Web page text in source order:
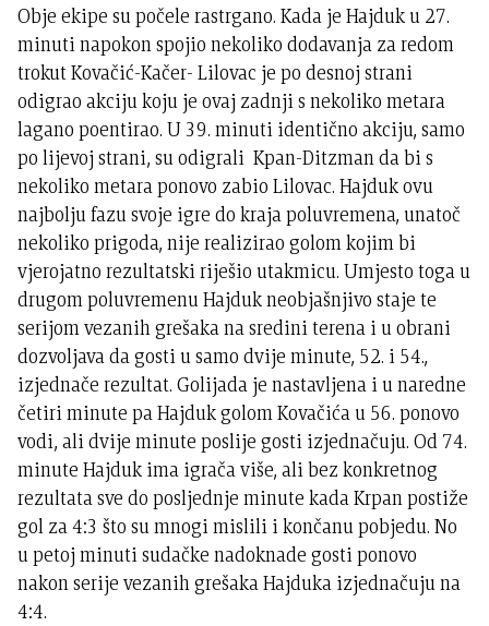
Obje ekipe su počele rastrgano. Kada je Hajduk u 27.
minuti napokon spojio nekoliko dodavanja za redom
trokut Kovačić-Kačer- Lilovac je po desnoj strani
odigrao akciju koju je ovaj zadnji s nekoliko metara
lagano poentirao. U 39. minuti identično akciju, samo
po lijevoj strani, su odigrali Kpan-Ditzman da bi s
nekoliko metara ponovo zabio Lilovac. Hajduk ovu
najbolju fazu svoje igre do kraja poluvremena, unatoč
nekoliko prigoda, nije realizirao golom kojim bi
vjerojatno rezultatski riješio utakmicu. Umjesto toga u
drugom poluvremenu Hajduk neobjašnjivo staje te
serijom vezanih grešaka na sredini terena i u obrani
dozvoljava da gosti u samo dvije minute, 52. i 54.,
izjednače rezultat. Golijada je nastavljena i u naredne
četiri minute pa Hajduk golom Kovačića u 56. ponovo
vodi, ali dvije minute poslije gosti izjednačuju. Od 74.
minute Hajduk ima igrača više, ali bez konkretnog
rezultata sve do posljednje minute kada Krpan postiže
gol za 4:3 što su mnogi mislili i končanu pobjedu. No
u petoj minuti sudačke nadoknade gosti ponovo
nakon serije vezanih grešaka Hajduka izjednačuju na
4:4.